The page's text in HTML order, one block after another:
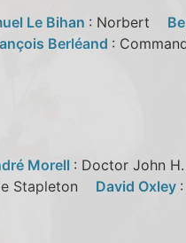
Le Bihan : Norbert
Berléand :
Morell : Doctor John
Stapleton David Oxley